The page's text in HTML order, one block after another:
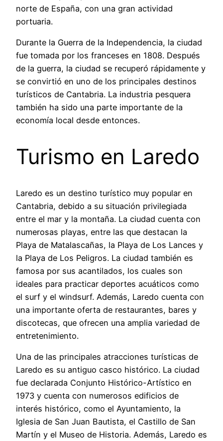
norte de España, con una gran actividad
portuaria.
Durante la Guerra de la Independencia, la ciudad
fue tomada por los franceses en 1808. Después
de la guerra, la ciudad se recuperó rápidamente y
se convirtió en uno de los principales destinos
turísticos de Cantabria. La industria pesquera
también ha sido una parte importante de la
economía local desde entonces.
Turismo en Laredo
Laredo es un destino turístico muy popular en
Cantabria, debido a su situación privilegiada
entre el mar y la montaña. La ciudad cuenta con
numerosas playas, entre las que destacan la
Playa de Matalascañas, la Playa de Los Lances y
la Playa de Los Peligros. La ciudad también es
famosa por sus acantilados, los cuales son
ideales para practicar deportes acuáticos como
el surf y el windsurf. Además, Laredo cuenta con
una importante oferta de restaurantes, bares y
discotecas, que ofrecen una amplia variedad de
entretenimiento.
Una de las principales atracciones turísticas de
Laredo es su antiguo casco histórico. La ciudad
fue declarada Conjunto Histórico-Artístico en
1973 y cuenta con numerosos edificios de
interés histórico, como el Ayuntamiento, la
Iglesia de San Juan Bautista, el Castillo de San
Martín y el Museo de Historia. Además, Laredo es